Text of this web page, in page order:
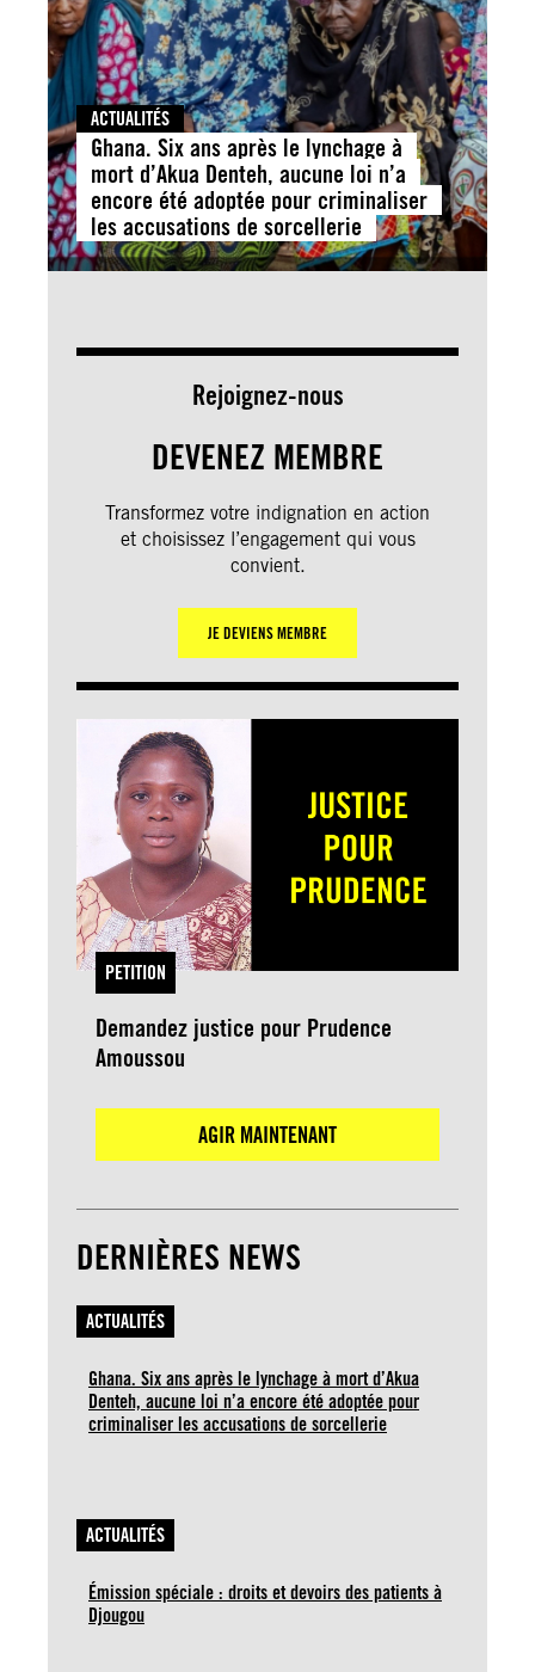
ACTUALITÉS
Ghana. Six ans après le lynchage à
mort d’Akua Denteh, aucune loi n’a
encore été adoptée pour criminaliser
les accusations de sorcellerie
Rejoignez-nous
DEVENEZ MEMBRE
Transformez votre indignation en action
et choisissez l’engagement qui vous
convient.
JE DEVIENS MEMBRE
PETITION
Demandez justice pour Prudence
Amoussou
AGIR MAINTENANT
DERNIÈRES NEWS
ACTUALITÉS
Ghana. Six ans après le lynchage à mort d’Akua
Denteh, aucune loi n’a encore été adoptée pour
criminaliser les accusations de sorcellerie
ACTUALITÉS
Émission spéciale : droits et devoirs des patients à
Djougou